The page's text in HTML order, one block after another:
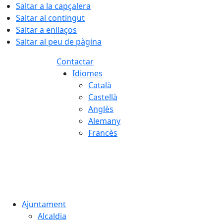
Saltar a la capçalera
Saltar al contingut
Saltar a enllaços
Saltar al peu de pàgina
Contactar
Idiomes
Català
Castellà
Anglès
Alemany
Francès
Ajuntament
Alcaldia